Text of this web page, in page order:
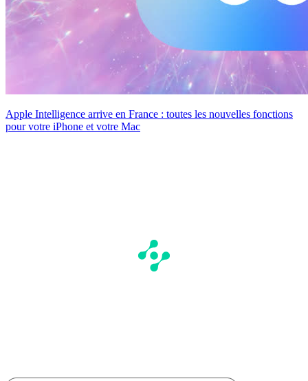
Apple Intelligence arrive en France : toutes les nouvelles fonctions
pour votre iPhone et votre Mac